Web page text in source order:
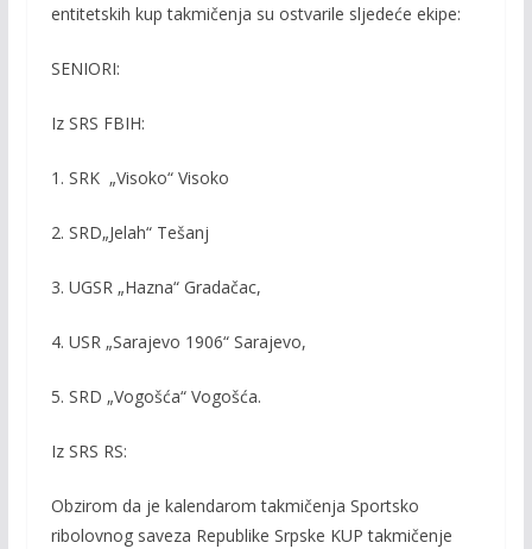
entitetskih kup takmičenja su ostvarile sljedeće ekipe:
SENIORI:
Iz SRS FBIH:
1. SRK „Visoko“ Visoko
2. SRD„Jelah“ Tešanj
3. UGSR „Hazna“ Gradačac,
4. USR „Sarajevo 1906“ Sarajevo,
5. SRD „Vogošća“ Vogošća.
Iz SRS RS:
Obzirom da je kalendarom takmičenja Sportsko
ribolovnog saveza Republike Srpske KUP takmičenje